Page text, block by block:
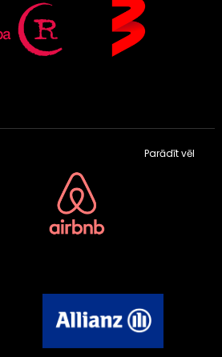
Parādīt vēl